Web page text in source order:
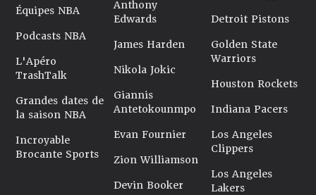
Équipes NBA
Podcasts NBA
L'Apéro
TrashTalk
Grandes dates de
la saison NBA
Incroyable
Brocante Sports
Anthony
Edwards
James Harden
Nikola Jokic
Giannis
Antetokounmpo
Evan Fournier
Zion Williamson
Devin Booker
Detroit Pistons
Golden State
Warriors
Houston Rockets
Indiana Pacers
Los Angeles
Clippers
Los Angeles
Lakers